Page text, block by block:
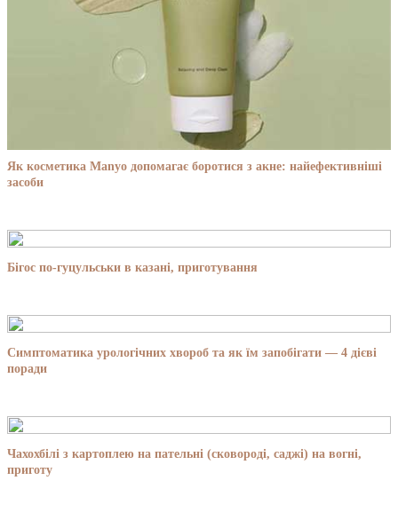
Як косметика Manyo допомагає боротися з акне: найефективніші
засоби
Бігос по-гуцульськи в казані, приготування
Симптоматика урологічних хвороб та як їм запобігати — 4 дієві
поради
Чахохбілі з картоплею на пательні (сковороді, саджі) на вогні,
приготу